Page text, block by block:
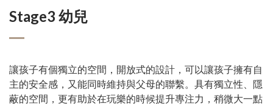
Stage3 幼兒
讓孩子有個獨立的空間，開放式的設計，可以讓孩子擁有自
主的安全感，又能同時維持與父母的聯繫。具有獨立性、隱
蔽的空間，更有助於在玩樂的時候提升專注力，稍微大一點